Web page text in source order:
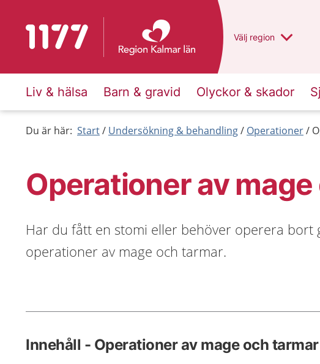
Till startsidan för 1177 Du har valt region
Välj en annan
region
Liv & hälsa Barn & gravid Olyckor & skador
Du är här: Start Undersökning & behandling Operationer
Operationer av
Har du fått en stomi eller behöver operera bort
operationer av mage och tarmar.
Innehåll - Operationer av mage och tarmar